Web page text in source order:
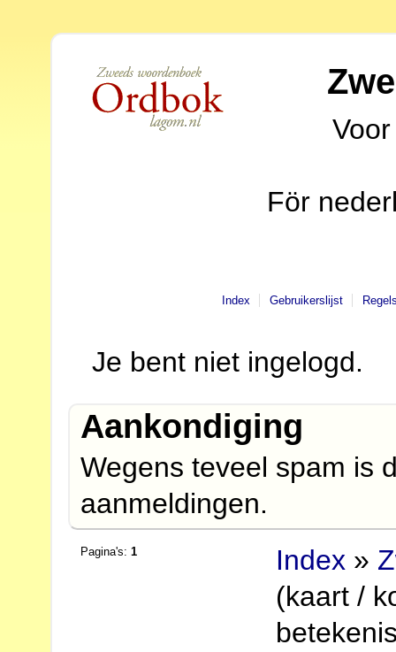
För
Index Gebruikerslijst
Je bent niet ingelogd.
Aankondiging
Wegens teveel spam is
aanmeldingen.
Pagina's:1 Index »
(kaart /